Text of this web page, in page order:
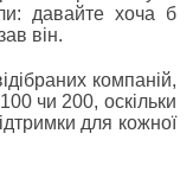
давайте хоча б
він.
компаній,
чи 200, оскільки
для кожної